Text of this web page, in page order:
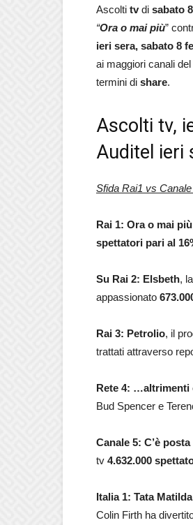
Ascolti tvdi sabato
“Ora o mai più”
ieri sera, sabato 8
ai maggiori canali
termini di share.
Ascolti tv,
Auditel ieri
Sfida Rai1 vs Canale
Rai 1: Ora o mai più
spettatori pari al
Su Rai 2: Elsbeth,
appassionato
Rai 3: Petrolio, il
trattati attraverso
Rete 4: …altrimenti
Bud Spencer e
Canale 5: C’è
tv 4.632.000
Italia 1: Tata
Colin Firth ha